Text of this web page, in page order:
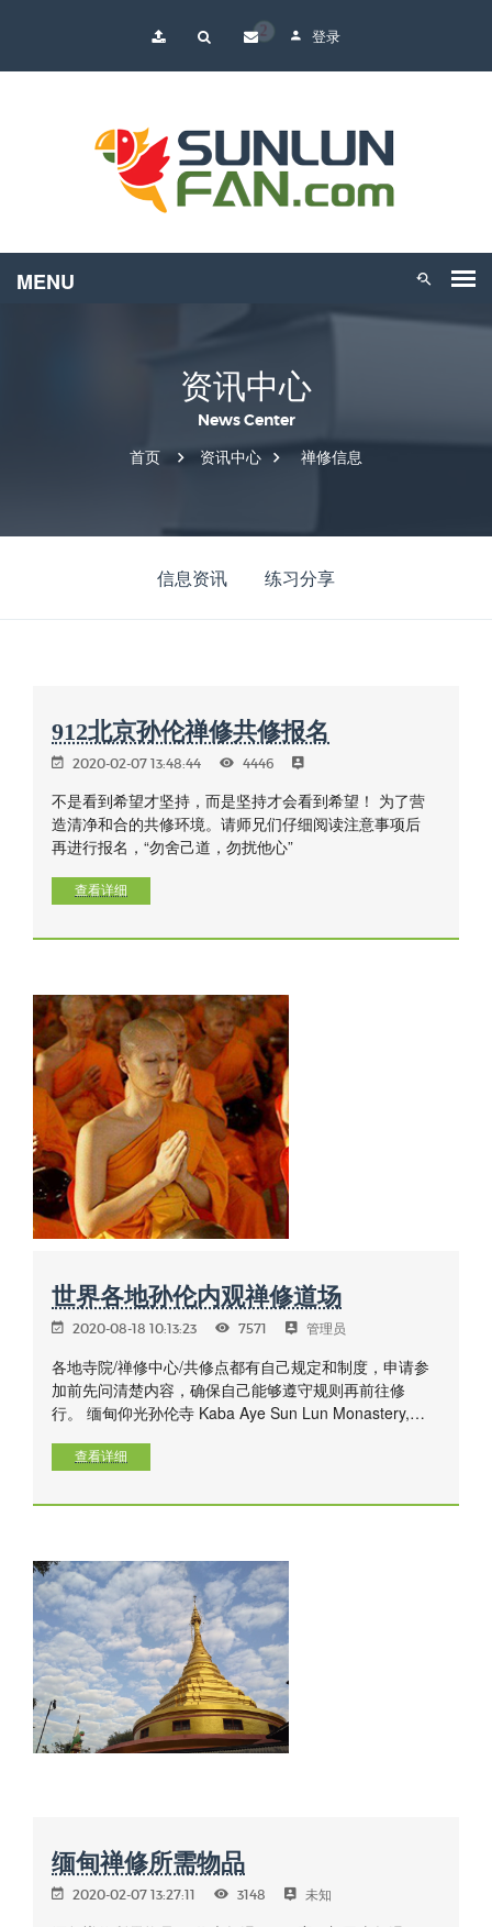
2 登录
资讯中心
News Center
首页
资讯中心 禅修信息
信息资讯 练习分享
912北京孙伦禅修共修报名
2020-02-07 13:48:44 4446
不是看到希望才坚持，而是坚持才会看到希望！ 为了营
造清净和合的共修环境。请师兄们仔细阅读注意事项后
再进行报名，“勿舍己道，勿扰他心”
查看详细
世界各地孙伦内观禅修道场
2020-08-18 10:13:23 7571 管理员
各地寺院/禅修中心/共修点都有自己规定和制度，申请参
加前先问清楚内容，确保自己能够遵守规则再前往修
行。 缅甸仰光孙伦寺 Kaba Aye Sun Lun Monastery,
– Ward, Mayangone Township, Yangon, Myanmar.
查看详细
缅甸禅修所需物品
2020-02-07 13:27:11 3148 未知